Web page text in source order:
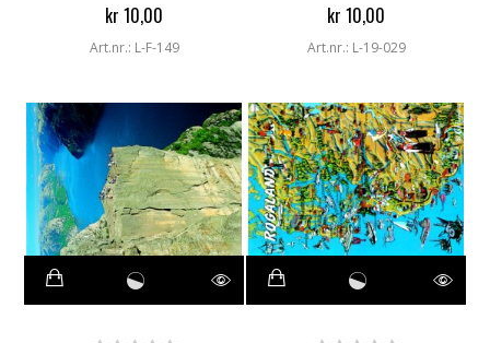
kr 10,00
Art.nr.: L-F-149
kr 10,00
Art.nr.: L-19-029